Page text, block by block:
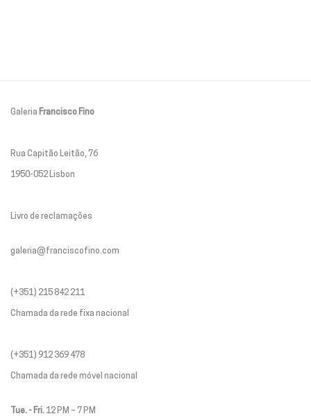
Galeria Francisco Fino
Rua Capitão Leitão, 76
1950-052 Lisbon
Livro de reclamações
galeria@franciscofino.com
(+351) 215 842 211
Chamada da rede fixa nacional
(+351) 912 369 478
Chamada da rede móvel nacional
Tue. - Fri. 12 PM – 7 PM